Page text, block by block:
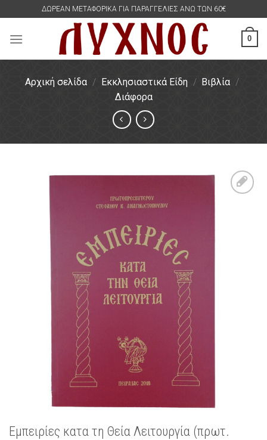
content
ΔΩΡΕΑΝ ΜΕΤΑΦΟΡΙΚΑ ΓΙΑ ΠΑΡΑΓΓΕΛΙΕΣ ΑΝΩ ΤΩΝ 60€
0
Αρχική σελίδα / Εκκλησιαστικά Είδη / Βιβλία /
Διάφορα
Εμπειρίες κατα τη Θεία Λειτουργία (πρωτ.